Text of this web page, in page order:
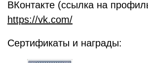
ВКонтакте (ссылка на
https://vk.com/
Сертификаты и награды: